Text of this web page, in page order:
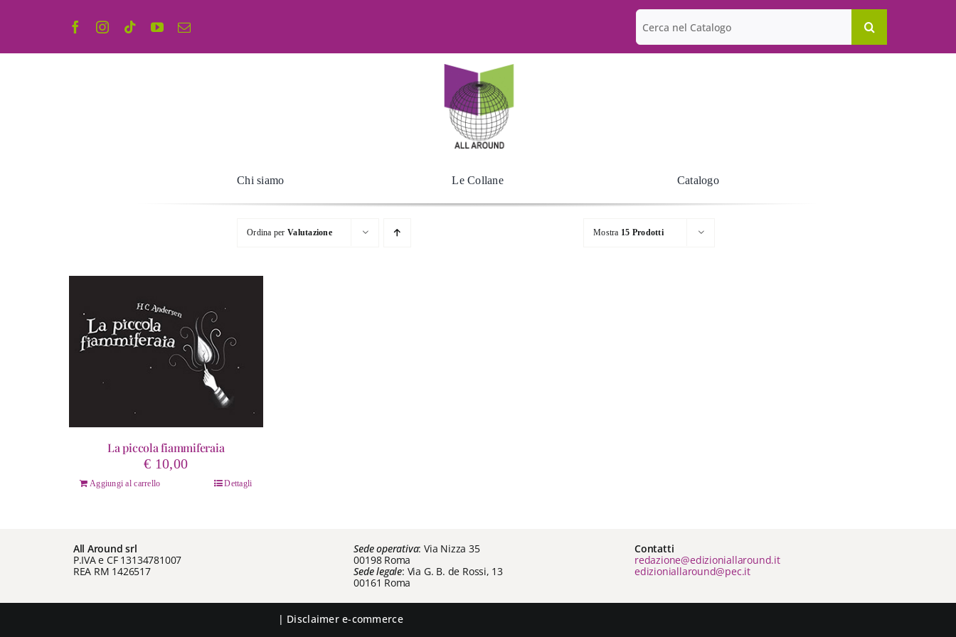
Cerca
per:
Chi siamo Le Collane Catalogo
Ordina per Valutazione Mostra 15 Prodotti
La piccola fiammiferaia
€ 10,00
Aggiungi al carrello Dettagli
All Around srl
P.IVA e CF 13134781007
REA RM 1426517
Sede operativa: Via Nizza 35
00198 Roma
Sede legale: Via G. B. de Rossi, 13
00161 Roma
Contatti
redazione@edizioniallaround.it
edizioniallaround@pec.it
| Disclaimer e-commerce